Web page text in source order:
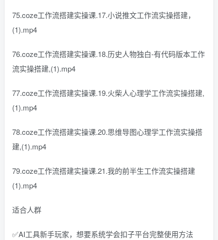
75.coze工作流搭建实操课.17.小说推文工作流实操搭建，
(1).mp4
76.coze工作流搭建实操课.18.历史人物独白-有代码版本工作
流实操搭建,(1).mp4
77.coze工作流搭建实操课.19.火柴人心理学工作流实操搭建,
(1).mp4
78.coze工作流搭建实操课.20.思维导图心理学工作流实操搭
建,(1).mp4
79.coze工作流搭建实操课.21.我的前半生工作流实操搭建
(1).mp4
适合人群
✅AI工具新手玩家，想要系统学会扣子平台完整使用方法